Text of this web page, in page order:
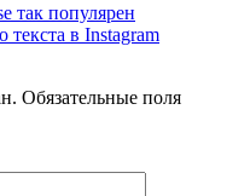
так популярен
текста в Instagram
Обязательные поля